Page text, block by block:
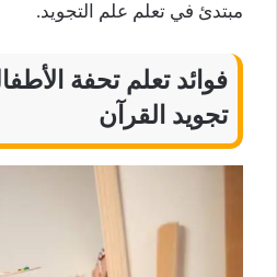
مبتدئ في تعلم علم التجويد.
فوائد تعلم تحفة
تجويد القرآن